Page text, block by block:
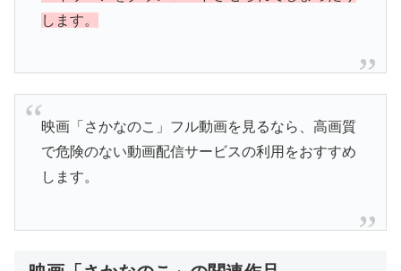
します。
映画「さかなのこ」フル動画を見るなら、高画質
で危険のない動画配信サービスの利用をおすすめ
します。